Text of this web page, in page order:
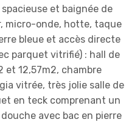
et baignée de
micro-onde, hotte, taque
bleue et accès directe
parquet vitrifié) : hall de
et 12,57m2, chambre
vitrée, très jolie salle de
en teck comprenant un
avec bac en pierre